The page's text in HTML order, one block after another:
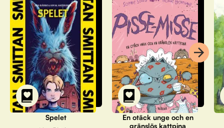
Spelet
En otäck unge och en
gränslös kattpina